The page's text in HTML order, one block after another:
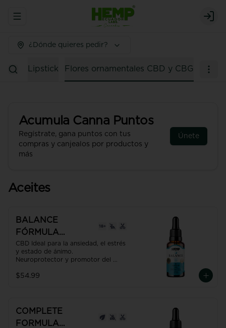
Abrir menu de navegación
¿Dónde quieres pedir?
Lipstick Flores ornamentales CBD y CBG
Acumula Canna Puntos
Regístrate, gana puntos con tus
compras y canjealos por productos y
más
Únete
Aceites
BALANCE
FÓRMULA
MAGISTRAL ANTI
ESTRÉS 30ml
CBD Ideal para la ansiedad, el estrés
y estado de ánimo.
Neuroprotector y promotor del
homeóstasis.
$54.99
COMPLETE
FORMULA